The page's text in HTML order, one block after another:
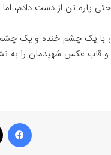
پاره تن از دست دادم،
با یک چشم خنده و یک چشم
و قاب عکس شهیدمان را به